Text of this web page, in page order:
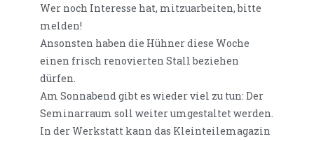
Wer noch Interesse hat, mitzuarbeiten, bitte
melden!
Ansonsten haben die Hühner diese Woche
einen frisch renovierten Stall beziehen
dürfen.
Am Sonnabend gibt es wieder viel zu tun: Der
Seminarraum soll weiter umgestaltet werden.
In der Werkstatt kann das Kleinteilemagazin